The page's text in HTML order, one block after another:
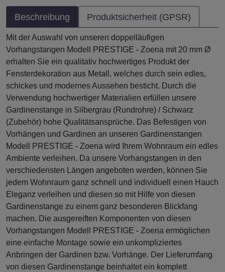
Beschreibung Produktsicherheit (GPSR)
Mit der Auswahl von unseren doppelläufigen
Vorhangstangen Modell PRESTIGE - Zoena mit 20 mm Ø
erhalten Sie ein qualitativ hochwertiges Produkt der
Fensterdekoration aus Metall, welches durch sein edles,
schickes und modernes Aussehen besticht. Durch die
Verwendung hochwertiger Materialien erfüllen unsere
Gardinenstange in Silbergrau (Rundrohre) / Schwarz
(Zubehör) hohe Qualitätsansprüche. Das Befestigen von
Vorhängen und Gardinen an unseren Gardinenstangen
Modell PRESTIGE - Zoena wird Ihrem Wohnraum ein edles
Ambiente verleihen. Da unsere Vorhangstangen in den
verschiedensten Längen angeboten werden, können Sie
jedem Wohnraum ganz schnell und individuell einen Hauch
Eleganz verleihen und diesen so mit Hilfe von diesen
Gardinenstange zu einem ganz besonderen Blickfang
machen. Die ausgereiften Komponenten von diesen
Vorhangstangen Modell PRESTIGE - Zoena ermöglichen
eine einfache Montage sowie ein unkompliziertes
Anbringen der Gardinen bzw. Vorhänge. Der Lieferumfang
von diesen Gardinenstange beinhaltet ein komplett